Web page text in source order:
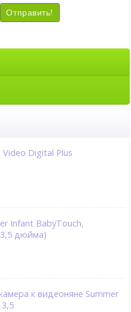
Отправить!
Digital Plus
Infant BabyTouch,
дюйма)
к видеоняне Summer